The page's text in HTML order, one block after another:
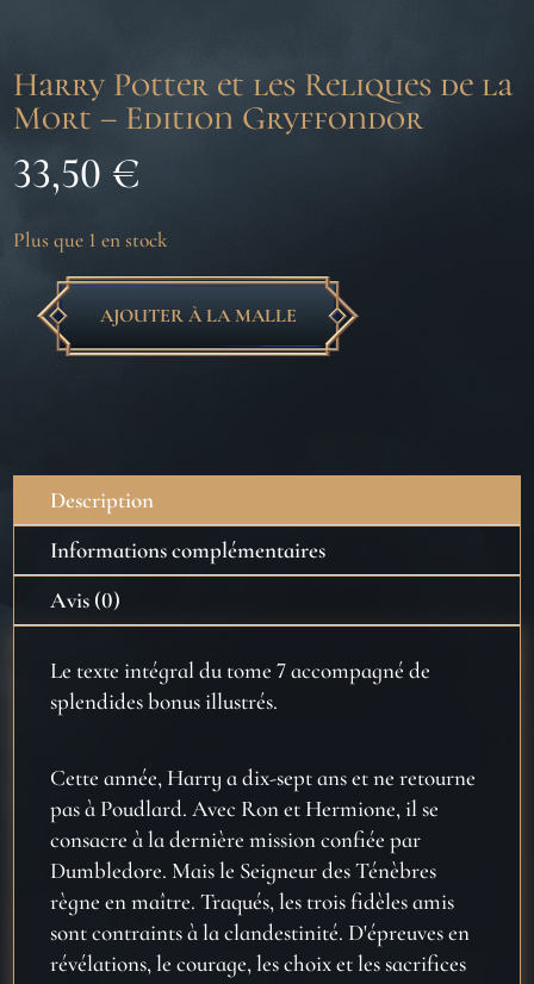
Harry Potter et les Reliques de la
Mort – Edition Gryffondor
33,50 €
Plus que 1 en stock
quantité
les
Reliques
la
Mort
Edition
Gryffondor
AJOUTER À LA MALLE
Description
Informations complémentaires
Avis (0)
Le texte intégral du tome 7 accompagné de
splendides bonus illustrés.
Cette année, Harry a dix-sept ans et ne retourne
pas à Poudlard. Avec Ron et Hermione, il se
consacre à la dernière mission confiée par
Dumbledore. Mais le Seigneur des Ténèbres
règne en maître. Traqués, les trois fidèles amis
sont contraints à la clandestinité. D'épreuves en
révélations, le courage, les choix et les sacrifices